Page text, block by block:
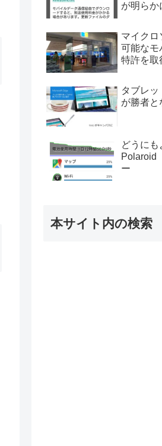
が明らか
マイクロ
可能なモ
特許を取
タブレ
が勝者と
どうにも
Polaroid
ー
本サイト内の検索